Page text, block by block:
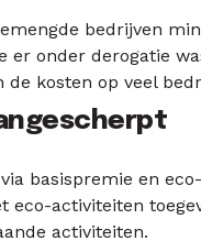
bedrijven
onder derogatie
kosten op veel
basispremie en
eco-activiteiten
activiteiten.